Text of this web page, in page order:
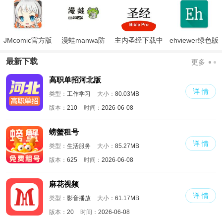
JMcomic官方版
漫蛙manwa防
主内圣经下载中
ehviewer绿色版
最新下载 更多
高职单招河北版
类型： 工作学习 大小： 80.03MB
版本： 210 时间： 2026-06-08
详 情
螃蟹租号
类型： 生活服务 大小： 85.27MB
版本： 625 时间： 2026-06-08
详 情
麻花视频
类型： 影音播放 大小： 61.17MB
版本： 20 时间： 2026-06-08
详 情